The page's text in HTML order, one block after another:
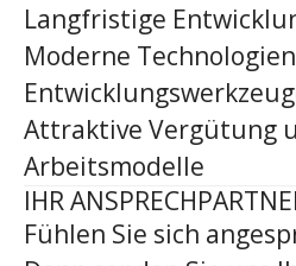
Langfristige
Moderne
Attraktive Vergütung
Arbeitsmodelle
IHR
Fühlen Sie sich